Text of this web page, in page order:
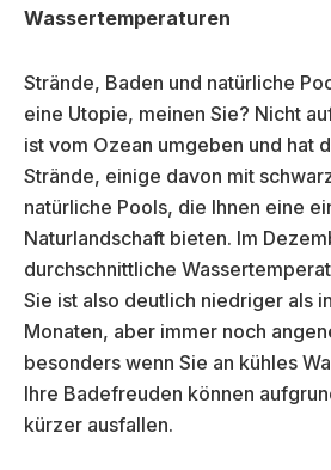
Wassertemperaturen
Strände, Baden und natürliche
eine Utopie, meinen Sie? Nicht
ist vom Ozean umgeben und hat
Strände, einige davon mit
natürliche Pools, die Ihnen eine
Naturlandschaft bieten. Im
durchschnittliche
Sie ist also deutlich niedriger als
Monaten, aber immer noch
besonders wenn Sie an kühles
Ihre Badefreuden können
kürzer ausfallen.